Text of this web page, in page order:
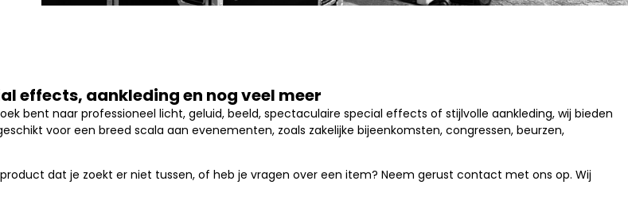
effects, aankleding en nog veel meer
bent naar professioneel licht, geluid, beeld, spectaculaire special effects of stijlvolle aankleding, wij bieden
voor een breed scala aan evenementen, zoals zakelijke bijeenkomsten, congressen, beurzen,
dat je zoekt er niet tussen, of heb je vragen over een item? Neem gerust contact met ons op. Wij